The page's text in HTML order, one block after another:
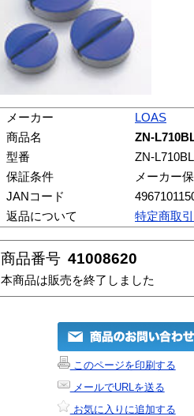
メーカー
LOAS
商品名
ZN-
型番
ZN-L710BL
保証条件
メーカー
JANコード
返品について
特定商取
商品番号 41008620
本商品は販売を終了しました
このページを印刷する
メールでURLを送る
お気に入りに追加する